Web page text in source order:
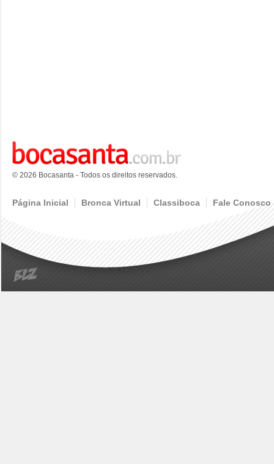
© 2026 Bocasanta - Todos os direitos reservados.
Página Inicial Bronca Virtual Classiboca Fale Conosco